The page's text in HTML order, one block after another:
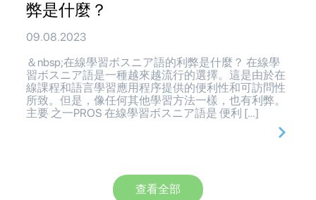
弊是什麼？
09.08.2023
＆nbsp;在線學習ボスニア語的利弊是什麼？ 在線學
習ボスニア語是一種越來越流行的選擇。這是由於在
線課程和語言學習應用程序提供的便利性和可訪問性
所致。但是，像任何其他學習方法一樣，也有利弊。
主要 之一PROS 在線學習ボスニア語是 便利 […]
查看全部